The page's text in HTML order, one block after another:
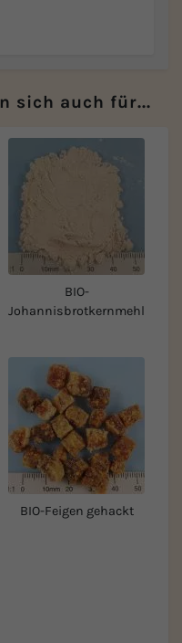
sich auch für...
BIO-
Johannisbrotkernmehl
BIO-Feigen gehackt